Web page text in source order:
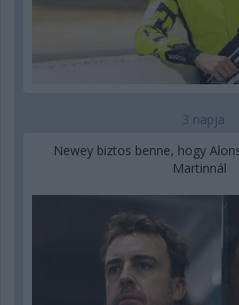
3 napja
Newey biztos benne, hogy
Martinnál